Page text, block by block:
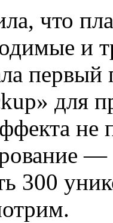
что
и
для
не
300